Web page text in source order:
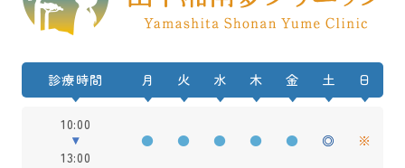
診療時間 月 火 水 木 金 土 日
10:00
13:00
● ● ● ● ● ◎ ※